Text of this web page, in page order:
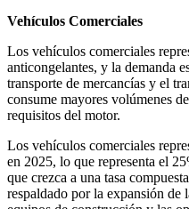
Vehículos Comerciales
Los vehículos comerciales
anticongelantes, y la demanda
transporte de mercancías y el
consume mayores volúmenes
requisitos del motor.
Los vehículos comerciales
en 2025, lo que representa el
que crezca a una tasa
respaldado por la expansión de